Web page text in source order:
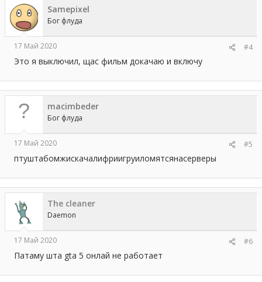
Samepixel
Бог флуда
17 Май 2020 #4
Это я выключил, щас фильм докачаю и включу
macimbeder
Бог флуда
17 Май 2020 #5
птуштабомжискачалифриигруиломятсянасерверы
The cleaner
Daemon
17 Май 2020 #6
Патаму шта gta 5 онлай не работает